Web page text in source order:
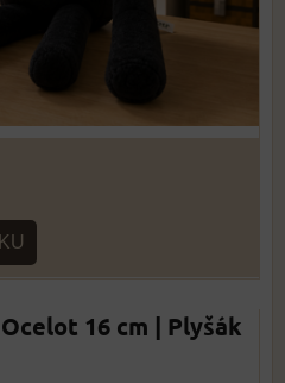
16 cm | Plyšák